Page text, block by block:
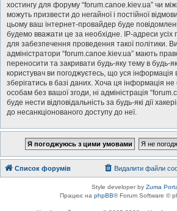
хостингу для форуму “forum.canoe.kiev.ua” чи
можуть призвести до негайної і постійної
цьому ваш інтернет-провайдер буде
будемо вважати це за необхідне. IP-адреси усіх
для забезпечення проведення такої політики.
адміністратори “forum.canoe.kiev.ua” мають
переносити та закривати будь-яку тему в будь-
користувач ви погоджуєтесь, що уся
зберігатись в базі даних. Хоча ця інформація не
особам без вашої згоди, ні адміністрація
буде нести відповідальність за будь-які дії
до несанкціонованого доступу до неї.
Список форумів Видалити файли
Style developer by Zuma
Працює на phpBB® Forum Software ©